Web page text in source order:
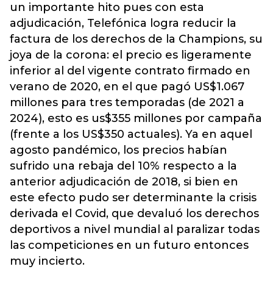
un importante hito pues con esta
adjudicación, Telefónica logra reducir la
factura de los derechos de la Champions, su
joya de la corona: el precio es ligeramente
inferior al del vigente contrato firmado en
verano de 2020, en el que pagó US$1.067
millones para tres temporadas (de 2021 a
2024), esto es us$355 millones por campaña
(frente a los US$350 actuales). Ya en aquel
agosto pandémico, los precios habían
sufrido una rebaja del 10% respecto a la
anterior adjudicación de 2018, si bien en
este efecto pudo ser determinante la crisis
derivada el Covid, que devaluó los derechos
deportivos a nivel mundial al paralizar todas
las competiciones en un futuro entonces
muy incierto.